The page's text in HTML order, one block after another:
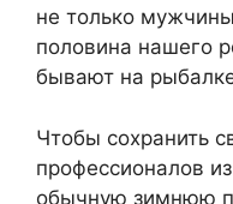
не только
половина нашего
бывают на
Чтобы сохранить
профессионалов
обычную зимнюю